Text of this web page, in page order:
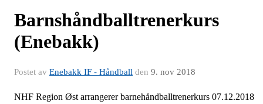
Barnshåndballtrenerkurs
(Enebakk)
Postet av Enebakk IF - Håndball den 9. nov 2018
NHF Region Øst arrangerer barnehåndballtrenerkurs 07.12.2018